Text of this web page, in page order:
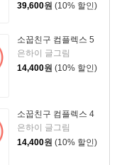
39,600원 (10% 할인)
소꿉친구 컴플렉스 5
은하이 글그림
14,400원 (10% 할인)
소꿉친구 컴플렉스 4
은하이 글그림
14,400원 (10% 할인)